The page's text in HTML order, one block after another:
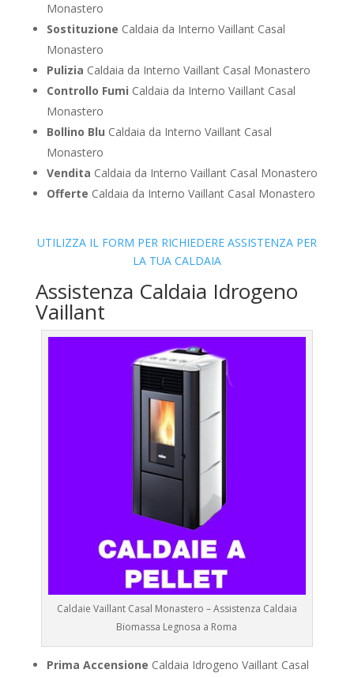
Monastero
Sostituzione Caldaia da Interno Vaillant Casal
Monastero
Pulizia Caldaia da Interno Vaillant Casal Monastero
Controllo Fumi Caldaia da Interno Vaillant Casal
Monastero
Bollino Blu Caldaia da Interno Vaillant Casal
Monastero
Vendita Caldaia da Interno Vaillant Casal Monastero
Offerte Caldaia da Interno Vaillant Casal Monastero
UTILIZZA IL FORM PER RICHIEDERE ASSISTENZA PER
LA TUA CALDAIA
Assistenza Caldaia Idrogeno
Vaillant
Caldaie Vaillant Casal Monastero – Assistenza Caldaia
Biomassa Legnosa a Roma
Prima Accensione Caldaia Idrogeno Vaillant Casal